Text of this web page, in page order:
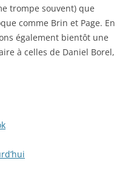
trompe souvent) que
comme Brin et Page. En
également bientôt une
à celles de Daniel Borel,